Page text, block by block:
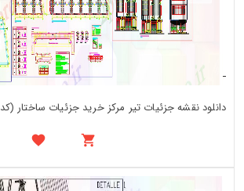
دانلود نقشه جزئیات تیر مرکز خرید جزئیات ساختار (کد55204)